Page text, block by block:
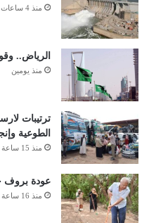
منذ 4 ساعات
الرياض..
منذ يومين
ترتيبات
الطوعية وإنجاز 37,500 وثيقة سفر
منذ 15 ساعة
عودة بروف
منذ 16 ساعة